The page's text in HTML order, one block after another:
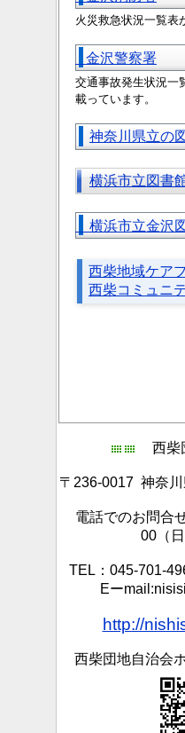
火災救急状況一覧表
金沢警察署
交通事故発生状況一
載っています。
神奈川県立の
横浜市立図書
横浜市立金沢
西柴地域ケア
西柴コミュニ
西柴
〒236-0017 神奈
電話でのお問合
00（
TEL：045-701-
Eー
http://
西柴団地自治会